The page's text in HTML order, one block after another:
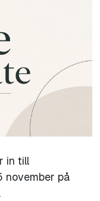
in till
november på